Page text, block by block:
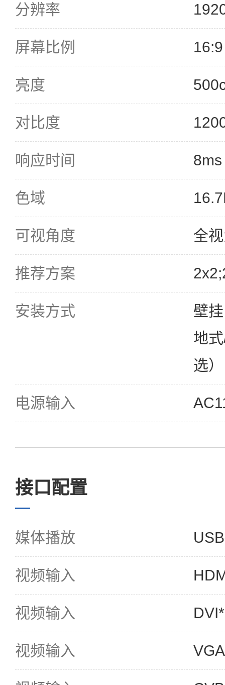
分辨率
屏幕比例 16:9
亮度
对比度
响应时间 8ms
色域
可视角度 全
推荐方案
安装方式
壁
地
选）
电源输入
接口配置
媒体播放
视频输入
视频输入
视频输入